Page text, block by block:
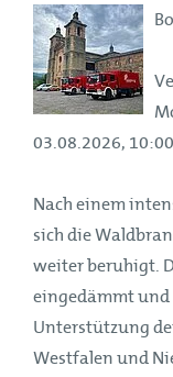
03.08.2026,
Nach einem
sich die
weiter beruhigt.
eingedämmt und
Unterstützung
Westfalen und